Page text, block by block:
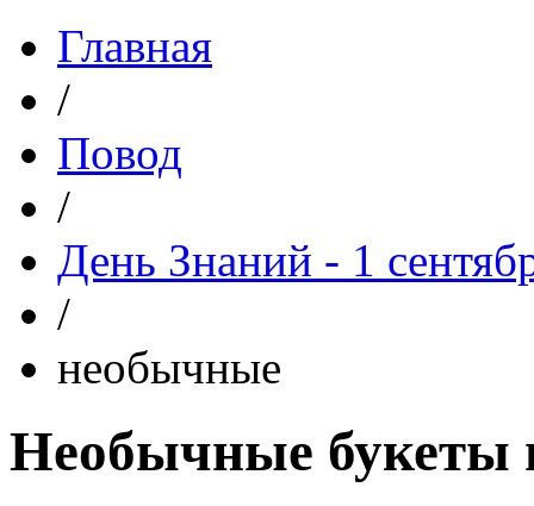
Главная
/
Повод
/
День Знаний - 1
/
необычные
Необычные букеты